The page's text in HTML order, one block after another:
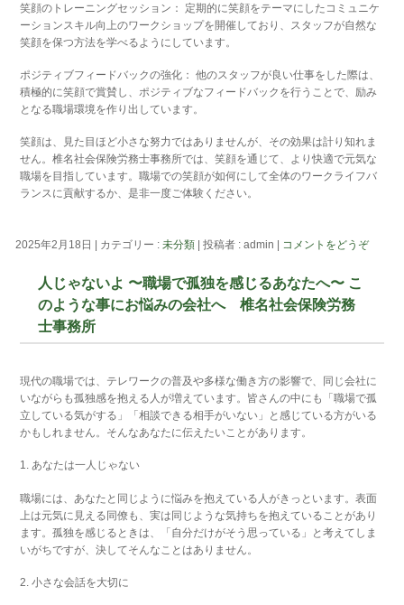
笑顔のトレーニングセッション： 定期的に笑顔をテーマにしたコミュニケ
ーションスキル向上のワークショップを開催しており、スタッフが自然な
笑顔を保つ方法を学べるようにしています。
ポジティブフィードバックの強化： 他のスタッフが良い仕事をした際は、
積極的に笑顔で賞賛し、ポジティブなフィードバックを行うことで、励み
となる職場環境を作り出しています。
笑顔は、見た目ほど小さな努力ではありませんが、その効果は計り知れま
せん。椎名社会保険労務士事務所では、笑顔を通じて、より快適で元気な
職場を目指しています。職場での笑顔が如何にして全体のワークライフバ
ランスに貢献するか、是非一度ご体験ください。
2025年2月18日 カテゴリー :未分類 |投稿者 : admin コメントをどうぞ
人じゃないよ 〜職場で孤独を感じるあなたへ〜 こ
のような事にお悩みの会社へ 椎名社会保険労務
士事務所
現代の職場では、テレワークの普及や多様な働き方の影響で、同じ会社に
いながらも孤独感を抱える人が増えています。皆さんの中にも「職場で孤
立している気がする」「相談できる相手がいない」と感じている方がいる
かもしれません。そんなあなたに伝えたいことがあります。
1. あなたは一人じゃない
職場には、あなたと同じように悩みを抱えている人がきっといます。表面
上は元気に見える同僚も、実は同じような気持ちを抱えていることがあり
ます。孤独を感じるときは、「自分だけがそう思っている」と考えてしま
いがちですが、決してそんなことはありません。
2. 小さな会話を大切に